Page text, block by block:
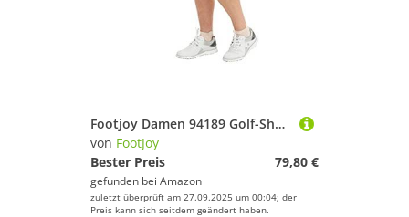
Footjoy Damen 94189 Golf-Shorts, Marineblau, L
von FootJoy
Bester Preis
79,80 €
gefunden bei Amazon
zuletzt überprüft am 27.09.2025 um 00:04; der
Preis kann sich seitdem geändert haben.